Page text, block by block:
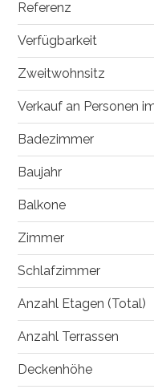
Referenz
Verfügbarkeit
Zweitwohnsitz
Verkauf an Personen
Badezimmer
Baujahr
Balkone
Zimmer
Schlafzimmer
Anzahl Etagen (Total)
Anzahl Terrassen
Deckenhöhe